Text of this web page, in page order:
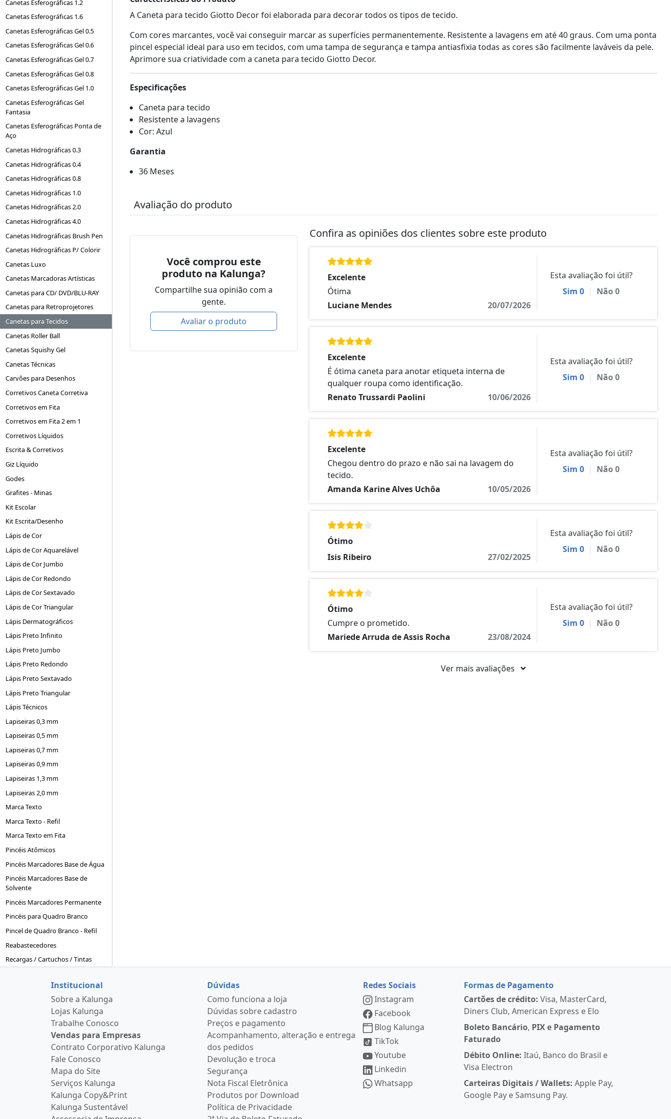
Canetas Esferográficas 1.2
Canetas Esferográficas 1.6
Canetas Esferográficas Gel 0.5
Canetas Esferográficas Gel 0.6
Canetas Esferográficas Gel 0.7
Canetas Esferográficas Gel 0.8
Canetas Esferográficas Gel 1.0
Canetas Esferográficas Gel
Fantasia
Canetas Esferográficas Ponta de
Aço
Canetas Hidrográficas 0.3
Canetas Hidrográficas 0.4
Canetas Hidrográficas 0.8
Canetas Hidrográficas 1.0
Canetas Hidrográficas 2.0
Canetas Hidrográficas 4.0
Canetas Hidrográficas Brush Pen
Canetas Hidrográficas P/ Colorir
Canetas Luxo
Canetas Marcadoras Artísticas
Canetas para CD/ DVD/BLU-RAY
Canetas para Retroprojetores
Canetas para Tecidos
Canetas Roller Ball
Canetas Squishy Gel
Canetas Técnicas
Carvões para Desenhos
Corretivos Caneta Corretiva
Corretivos em Fita
Corretivos em Fita 2 em 1
Corretivos Líquidos
Escrita & Corretivos
Giz Líquido
Godes
Grafites - Minas
Kit Escolar
Kit Escrita/Desenho
Lápis de Cor
Lápis de Cor Aquarelável
Lápis de Cor Jumbo
Lápis de Cor Redondo
Lápis de Cor Sextavado
Lápis de Cor Triangular
Lápis Dermatográficos
Lápis Preto Infinito
Lápis Preto Jumbo
Lápis Preto Redondo
Lápis Preto Sextavado
Lápis Preto Triangular
Lápis Técnicos
Lapiseiras 0,3 mm
Lapiseiras 0,5 mm
Lapiseiras 0,7 mm
Lapiseiras 0,9 mm
Lapiseiras 1,3 mm
Lapiseiras 2,0 mm
Marca Texto
Marca Texto - Refil
Marca Texto em Fita
Pincéis Atômicos
Pincéis Marcadores Base de Água
Pincéis Marcadores Base de
Solvente
Pincéis Marcadores Permanente
Pincéis para Quadro Branco
Pincel de Quadro Branco - Refil
Reabastecedores
Recargas / Cartuchos / Tintas
A Caneta para tecido Giotto Decor foi elaborada para decorar todos os tipos de tecido.
Com cores marcantes, você vai conseguir marcar as superfícies permanentemente. Resistente a lavagens em até 40 graus. Com uma ponta
pincel especial ideal para uso em tecidos, com uma tampa de segurança e tampa antiasfixia todas as cores são facilmente laváveis da pele.
Aprimore sua criatividade com a caneta para tecido Giotto Decor.
Especificações
Caneta para tecido
Resistente a lavagens
Cor: Azul
Garantia
36 Meses
Avaliação do produto
Você comprou este
produto na Kalunga?
Compartilhe sua opinião com a
gente.
Avaliar o produto
Confira as opiniões dos clientes sobre este produto
Excelente
Ótima
Luciane Mendes
20/07/2026
Esta avaliação foi útil?
Sim 0 | Não0
Excelente
É ótima caneta para anotar etiqueta interna de
qualquer roupa como identificação.
Renato Trussardi Paolini
10/06/2026
Esta avaliação foi útil?
Sim 0 | Não0
Excelente
Chegou dentro do prazo e não sai na lavagem do
tecido.
Amanda Karine Alves Uchôa
10/05/2026
Esta avaliação foi útil?
Sim 0 | Não0
Ótimo
Isis Ribeiro
27/02/2025
Esta avaliação foi útil?
Sim 0 | Não0
Ótimo
Cumpre o prometido.
Mariede Arruda de Assis Rocha
23/08/2024
Esta avaliação foi útil?
Sim 0 | Não0
Ver mais avaliações
Institucional
Sobre a Kalunga
Lojas Kalunga
Trabalhe Conosco
Vendas para Empresas
Contrato Corporativo Kalunga
Fale Conosco
Mapa do Site
Serviços Kalunga
Kalunga Copy&Print
Kalunga Sustentável
Dúvidas
Como funciona a loja
Dúvidas sobre cadastro
Preços e pagamento
Acompanhamento, alteração e entrega
dos pedidos
Devolução e troca
Segurança
Nota Fiscal Eletrônica
Produtos por Download
Política de Privacidade
Redes Sociais
Instagram
Facebook
Blog Kalunga
TikTok
Youtube
Linkedin
Whatsapp
Formas de Pagamento
Cartões de crédito: Visa, MasterCard,
Diners Club, American Express e Elo
Boleto Bancário, PIX e Pagamento
Faturado
Débito Online: Itaú, Banco do Brasil e
Visa Electron
Carteiras Digitais / Wallets:Apple Pay,
Google Pay e Samsung Pay.